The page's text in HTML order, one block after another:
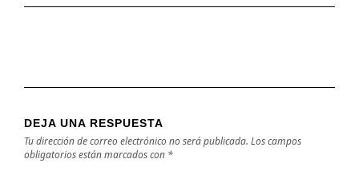
DEJA UNA RESPUESTA
Tu dirección de correo electrónico no será publicada. Los campos
obligatorios están marcados con *